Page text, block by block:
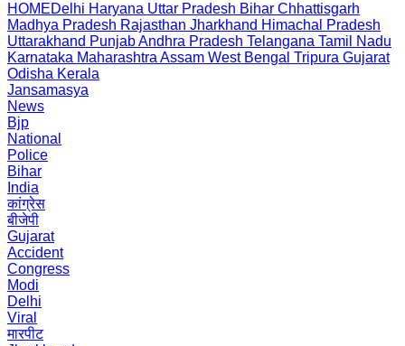
HOMEDelhi Haryana Uttar Pradesh Bihar Chhattisgarh
Madhya Pradesh Rajasthan Jharkhand Himachal Pradesh
Uttarakhand PunjabAndhra Pradesh Telangana Tamil Nadu
Karnataka Maharashtra Assam West Bengal Tripura Gujarat
Odisha Kerala
Jansamasya
News
Bjp
National
Police
Bihar
India
कांग्रेस
बीजेपी
Gujarat
Accident
Congress
Modi
Delhi
Viral
मारपीट